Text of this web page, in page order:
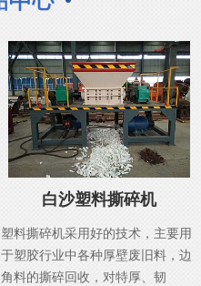
白沙塑料撕碎机
塑料撕碎机采用好的技术，主要用
于塑胶行业中各种厚壁废旧料，边
角料的撕碎回收，对特厚、韧